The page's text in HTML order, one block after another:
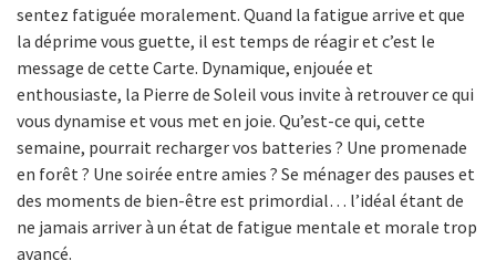
sentez fatiguée moralement. Quand la fatigue arrive et que
la déprime vous guette, il est temps de réagir et c’est le
message de cette Carte. Dynamique, enjouée et
enthousiaste, la Pierre de Soleil vous invite à retrouver ce qui
vous dynamise et vous met en joie. Qu’est-ce qui, cette
semaine, pourrait recharger vos batteries ? Une promenade
en forêt ? Une soirée entre amies ? Se ménager des pauses et
des moments de bien-être est primordial… l’idéal étant de
ne jamais arriver à un état de fatigue mentale et morale trop
avancé.